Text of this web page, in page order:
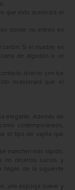
que esto acelerará el
donde no entren en
cartón. Si el mueble en
de algodón o un
directo con tus
ocasionará que el
elegante. Además de
contemporáneos,
el tipo de vajilla que
manchen más rápido,
no dejarlos sucios y
hagas de la siguiente
una esponja suave y